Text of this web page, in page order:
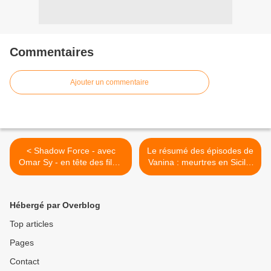
Commentaires
Ajouter un commentaire
< Shadow Force - avec
Omar Sy - en tête des films
les + regardés sur Prime
Le résumé des épisodes de
Vanina : meurtres en Sicile,
série diffusée le dimanche
Hébergé par Overblog
Top articles
Pages
Contact